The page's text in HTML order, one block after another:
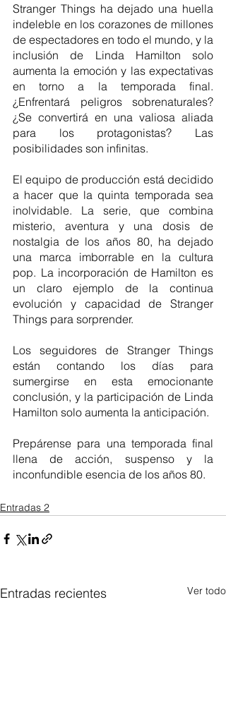
Stranger Things ha dejado una huella
indeleble en los corazones de millones
de espectadores en todo el mundo, y la
inclusión de Linda Hamilton solo
aumenta la emoción y las expectativas
en torno a la temporada final.
¿Enfrentará peligros sobrenaturales?
¿Se convertirá en una valiosa aliada
para los protagonistas? Las
posibilidades son infinitas.
El equipo de producción está decidido
a hacer que la quinta temporada sea
inolvidable. La serie, que combina
misterio, aventura y una dosis de
nostalgia de los años 80, ha dejado
una marca imborrable en la cultura
pop. La incorporación de Hamilton es
un claro ejemplo de la continua
evolución y capacidad de Stranger
Things para sorprender.
Los seguidores de Stranger Things
están contando los días para
sumergirse en esta emocionante
conclusión, y la participación de Linda
Hamilton solo aumenta la anticipación.
Prepárense para una temporada final
llena de acción, suspenso y la
inconfundible esencia de los años 80.
Entradas 2
Entradas recientes Ver todo